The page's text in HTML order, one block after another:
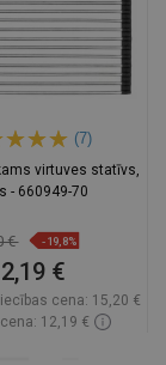
(7)
virtuves statīvs,
- 660949-70
€ -19,8%
€
cena: 15,20 €
12,19 €